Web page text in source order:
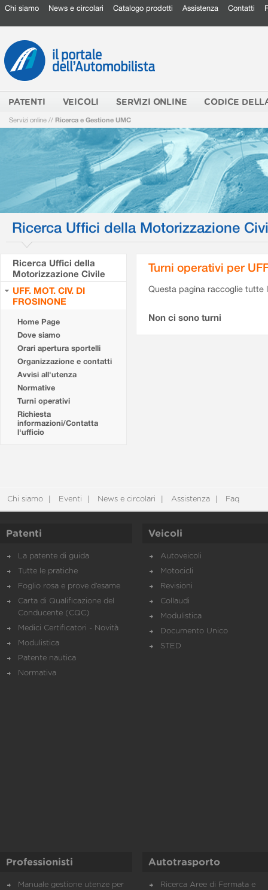
Chi siamo News e circolari Catalogo prodotti Assistenza Contatti
PATENTI VEICOLI SERVIZI ONLINE CODICE
Servizi online // Ricerca e Gestione UMC
Ricerca Uffici della Motorizzazione
Ricerca Uffici della
Motorizzazione Civile
UFF. MOT. CIV. DI
FROSINONE
Home Page
Dove siamo
Orari apertura sportelli
Organizzazione e contatti
Avvisi all'utenza
Normative
Turni operativi
Richiesta
informazioni/Contatta
l'ufficio
Turni operativi per
Questa pagina raccoglie tutte
Non ci sono turni
Chi siamo Eventi News e circolari Assistenza Faq
Patenti
La patente di guida
Tutte le pratiche
Foglio rosa e prove d’esame
Carta di Qualificazione del
Conducente (CQC)
Medici Certificatori - Novità
Modulistica
Patente nautica
Normativa
Veicoli
Autoveicoli
Motocicli
Revisioni
Collaudi
Modulistica
Documento Unico
STED
Professionisti
Manuale gestione utenze per
Autotrasporto
Ricerca Aree di Fermata e